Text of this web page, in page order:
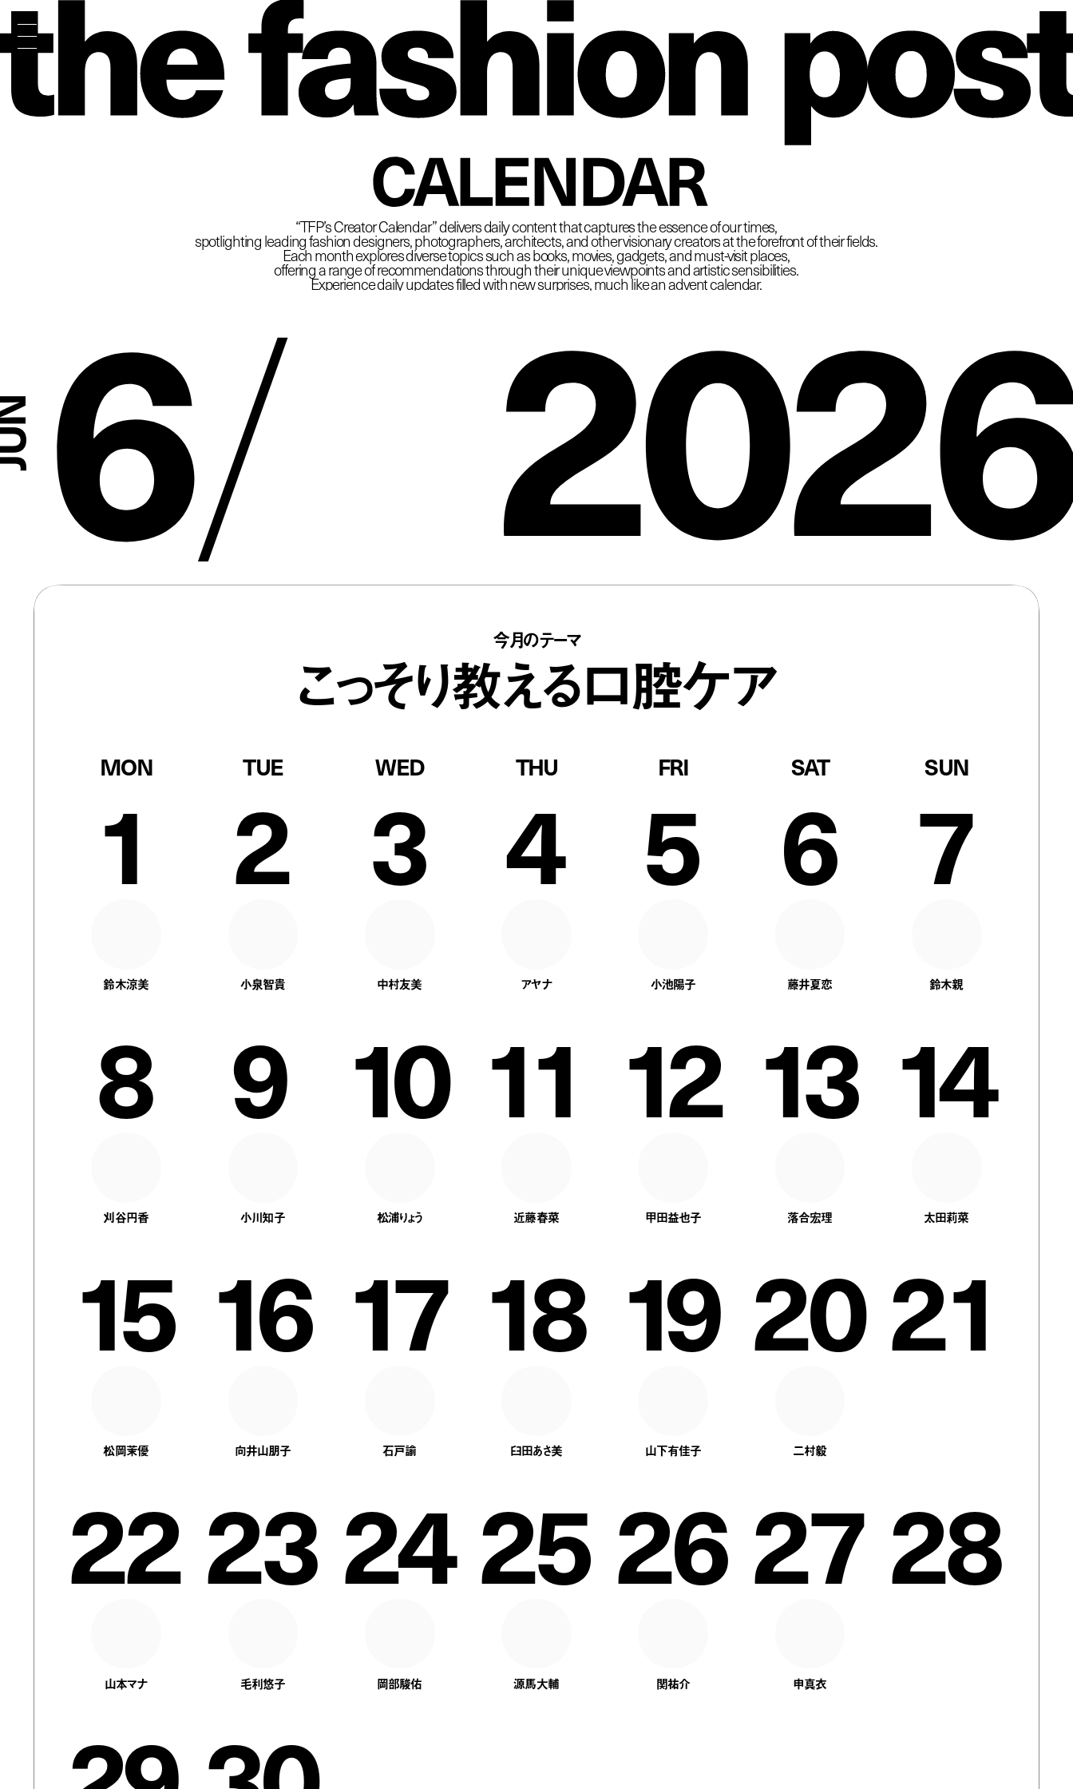
CALENDAR
“TFP’s Creator Calendar” delivers daily content that captures the essence of our times,
spotlighting leading fashion designers, photographers, architects, and other visionary creators at the forefront of their fields.
Each month explores diverse topics such as books, movies, gadgets, and must-visit places,
offering a range of recommendations through their unique viewpoints and artistic sensibilities.
Experience daily updates filled with new surprises, much like an advent calendar.
6/ 2026
今月のテーマ
こっそり教える口腔ケア
MON TUE WED THU FRI SAT SUN
1
鈴木涼美
2
小泉智貴
3
中村友美
4
アヤナ
5
小池陽子
6
藤井夏恋
7
鈴木親
8
刈谷円香
9
小川知子
10
松浦りょう
11
近藤春菜
12
甲田益也子
13
落合宏理
14
太田莉菜
15
松岡茉優
16
向井山朋子
17
石戸諭
18
臼田あさ美
19
山下有佳子
20
二村毅
21
22
山本マナ
23
毛利悠子
24
岡部駿佑
25
源馬大輔
26
関祐介
27
申真衣
28